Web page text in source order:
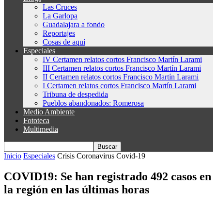
Las Cruces
La Garlopa
Guadalajara a fondo
Reportajes
Cosas de aquí
Especiales
IV Certamen relatos cortos Francisco Martín Larami
III Certamen relatos cortos Francisco Martín Larami
II Certamen relatos cortos Francisco Martín Larami
I Certamen relatos cortos Francisco Martín Larami
Tribuna de despedida
Pueblos abandonados: Romerosa
Medio Ambiente
Fototeca
Multimedia
Inicio Especiales Crisis Coronavirus Covid-19
COVID19: Se han registrado 492 casos en
la región en las últimas horas